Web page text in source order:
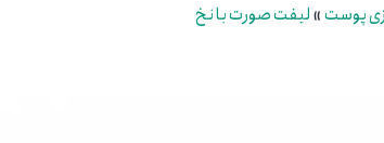
پوست»لیفت صورت با نخ